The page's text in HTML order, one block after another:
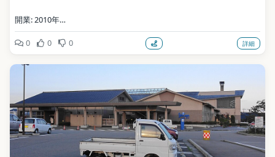
開業: 2010年
公式サイト: http://www.michinoeki-kibagata.com/
写真: Hirorinmasa / CC BY-SA 3.0（Wikimedia Commons）
地点データ: Wikidata (CC0)
0 0 0 詳細